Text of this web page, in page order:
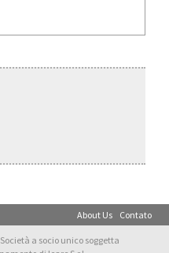
About Us Contato
a socio unico soggetta